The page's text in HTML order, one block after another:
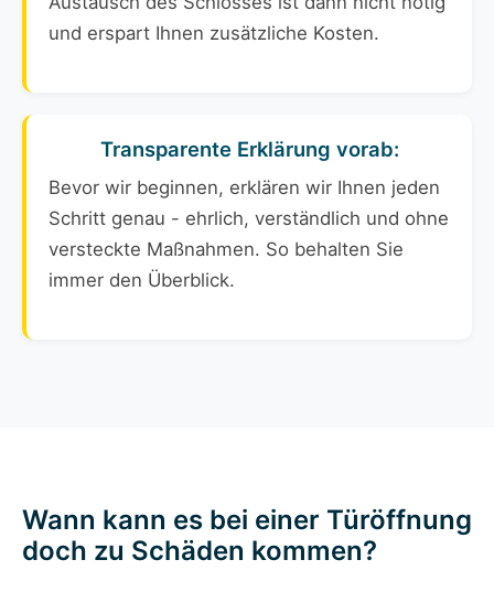
und erspart Ihnen zusätzliche Kosten.
Transparente Erklärung vorab:
Bevor wir beginnen, erklären wir Ihnen jeden
Schritt genau - ehrlich, verständlich und ohne
versteckte Maßnahmen. So behalten Sie
immer den Überblick.
Wann kann es bei einer Türöffnung
doch zu Schäden kommen?